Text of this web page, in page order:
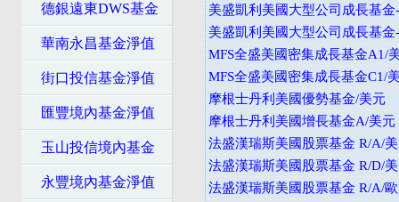
德銀遠東DWS基金
華南永昌基金淨值
街口投信基金淨值
匯豐境內基金淨值
玉山投信境內基金
永豐境內基金淨值
美盛凱利美國大型公司成長基
美盛凱利美國大型公司成長基
MFS全盛美國密集成長基金A1/
MFS全盛美國密集成長基金C1/
摩根士丹利美國優勢基金/美元
摩根士丹利美國增長基金A/美元
法盛漢瑞斯美國股票基金 R/A/
法盛漢瑞斯美國股票基金 R/D/
法盛漢瑞斯美國股票基金 R/A/